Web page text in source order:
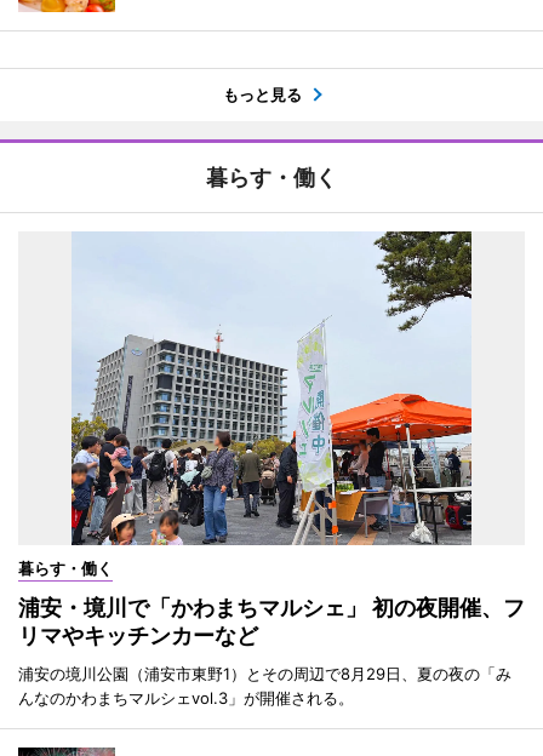
もっと見る
暮らす・働く
暮らす・働く
浦安・境川で「かわまちマルシェ」 初の夜開催、フ
リマやキッチンカーなど
浦安の境川公園（浦安市東野1）とその周辺で8月29日、夏の夜の「み
んなのかわまちマルシェvol.3」が開催される。